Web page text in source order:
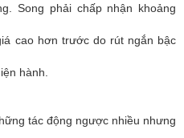
Song phải chấp nhận khoảng
cao hơn trước do rút ngắn bậc
hành.
tác động ngược nhiều nhưng